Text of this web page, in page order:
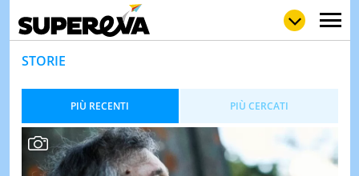
STORIE
STORIE
PIÙ RECENTI PIÙ CERCATI